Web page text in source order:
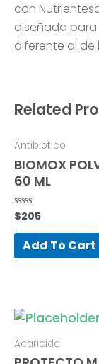
con
diseñada para
diferente al
Related
Antibiotico
BIOMOX
60 ML
Rated
0
out
$205
Add To Cart
Acaricida